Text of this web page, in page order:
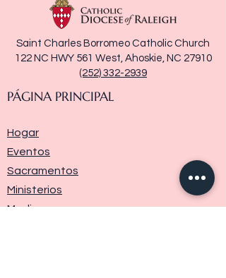
Saint Charles Borromeo Catholic Church
122 NC HWY 561 West, Ahoskie, NC 27910
(252) 332-2939
PÁGINA PRINCIPAL
Hogar
Eventos
Sacramentos
Ministerios
Media